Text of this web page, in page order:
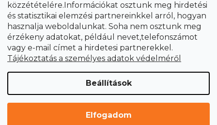
közzétételére.Információkat osztunk meg hirdetési
és statisztikai elemzési partnereinkkel arról, hogyan
hasznalja weboldalunkat. Soha nem osztunk meg
érzékeny adatokat, például nevet,telefonszámot
vagy e-mail címet a hirdetesi partnerekkel.
Tájékoztatás a személyes adatok védelméről
Beállítások
Elfogadom
Shoptet Premium készítette
beállítások szerkesztése